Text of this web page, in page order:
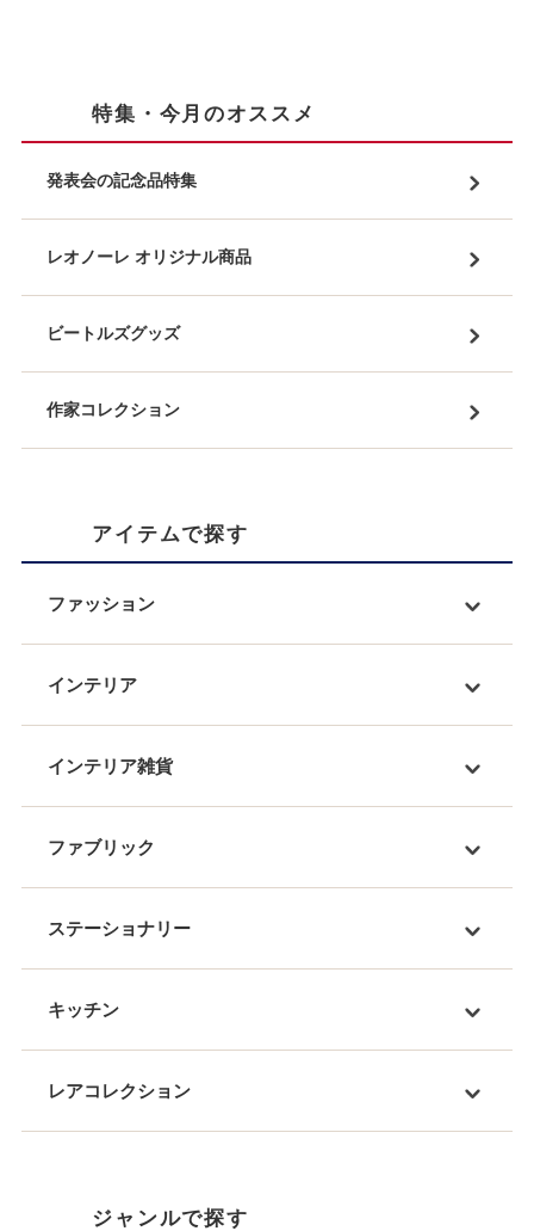
特集・今月のオススメ
発表会の記念品特集
レオノーレ オリジナル商品
ビートルズグッズ
作家コレクション
アイテムで探す
ファッション
インテリア
インテリア雑貨
ファブリック
ステーショナリー
キッチン
レアコレクション
ジャンルで探す